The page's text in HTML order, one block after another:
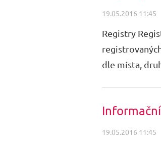
19.05.2016 11:45
Registry
dle místa,
19.05.2016 11:45